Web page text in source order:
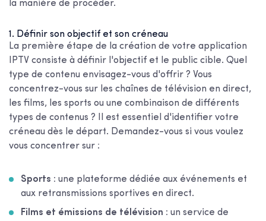
la manière de procéder.
1. Définir son objectif et son créneau
La première étape de la création de votre application
IPTV consiste à définir l'objectif et le public cible. Quel
type de contenu envisagez-vous d'offrir ? Vous
concentrez-vous sur les chaînes de télévision en direct,
les films, les sports ou une combinaison de différents
types de contenus ? Il est essentiel d'identifier votre
créneau dès le départ. Demandez-vous si vous voulez
vous concentrer sur :
Sports : une plateforme dédiée aux événements et
aux retransmissions sportives en direct.
Films et émissions de télévision : un service de